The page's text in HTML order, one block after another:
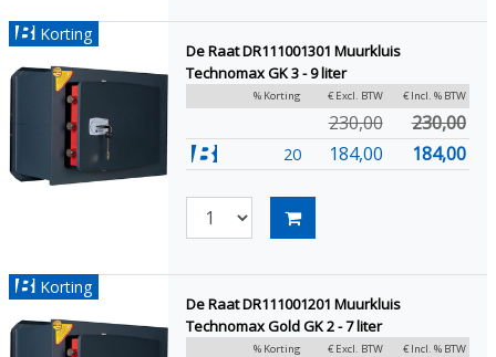
Korting
De Raat DR111001301 Muurkluis
Technomax GK 3 - 9 liter
% Korting € Excl. BTW € Incl. % BTW
230,00 230,00
20 184,00 184,00
Korting
De Raat DR111001201 Muurkluis
Technomax Gold GK 2 - 7 liter
% Korting € Excl. BTW € Incl. % BTW